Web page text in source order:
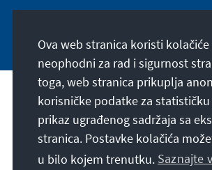
Naša misija
Kontakt
Ova web stranica koristi
neophodni za rad i sigurnost
toga, web stranica prikuplja
korisničke podatke za statističku
prikaz ugrađenog sadržaja sa
stranica. Postavke kolačića
u bilo kojem trenutku. Saznajte